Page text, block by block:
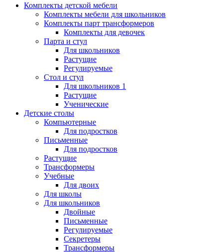
Комплекты детской мебели
Комплекты мебели для школьников
Комплекты парт трансформеров
Комплекты для девочек
Парта и стул
Для школьников
Растущие
Регулируемые
Стол и стул
Для школьников 1
Растущие
Ученические
Детские столы
Компьютерные
Для подростков
Письменные
Для подростков
Растущие
Трансформеры
Учебные
Для двоих
Для школы
Для школьников
Двойные
Письменные
Регулируемые
Секретеры
Трансформеры